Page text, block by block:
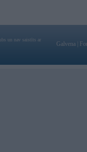
un nav saistīts ar
Galvena